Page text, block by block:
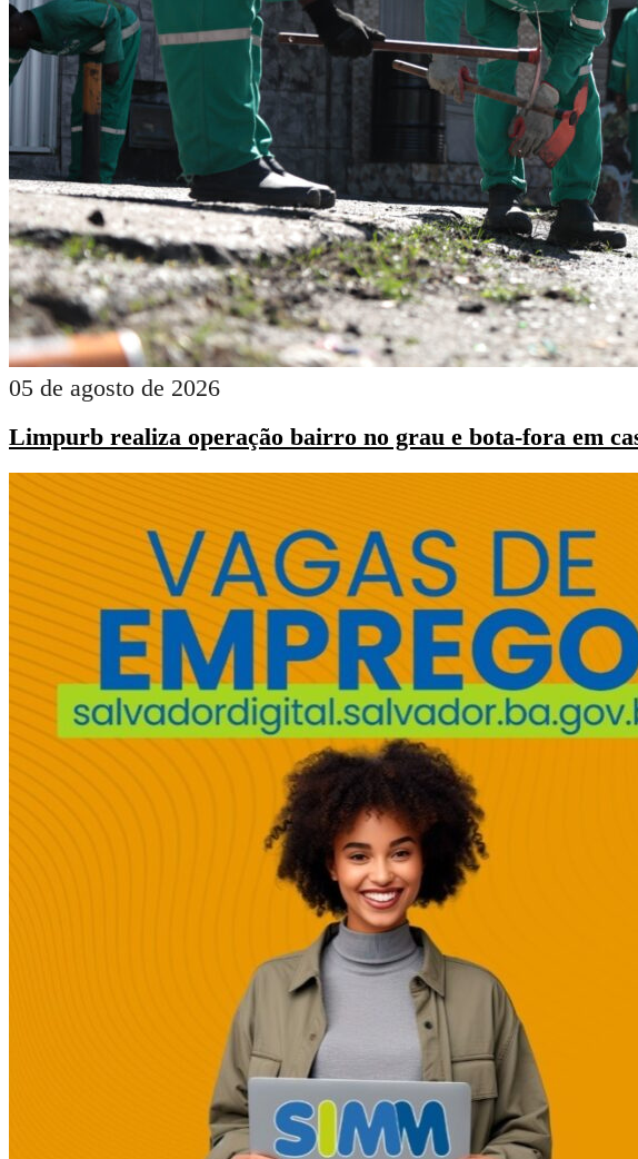
05 de agosto de 2026
Limpurb realiza operação bairro no grau e bota-fora em